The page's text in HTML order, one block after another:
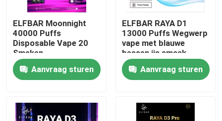
Producten
ELFBAR Moonnight
40000 Puffs
Disposable Vape 20
Smaken
Aanvraag sturen
ELFBAR RAYA D1
13000 Puffs Wegwerp
vape met blauwe
bessen ijs smaak
Aanvraag sturen